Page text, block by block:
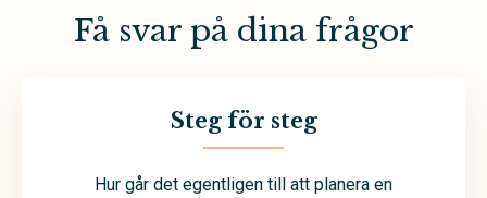
Få svar på dina frågor
Steg för steg
Hur går det egentligen till att planera en